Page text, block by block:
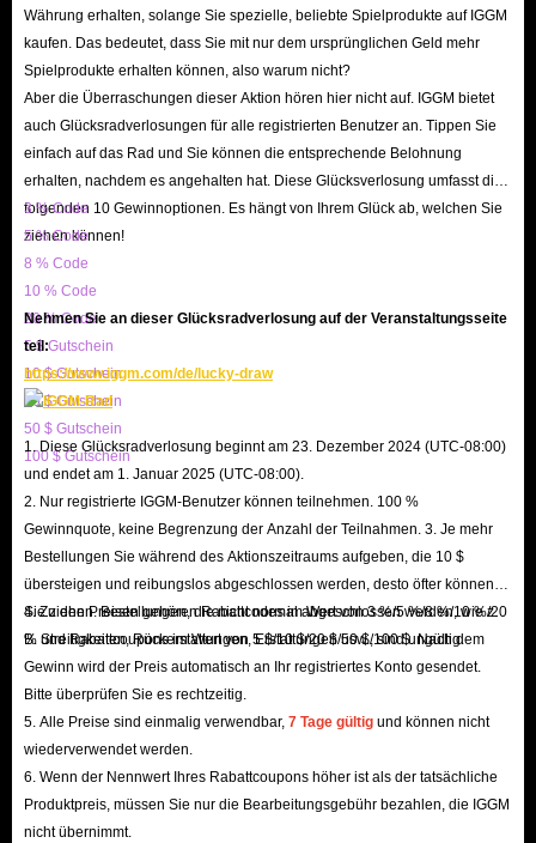
wenn Sie eine abgeschlossen haben, dürfen Sie sie nicht mehr wiederholen.
Belohnungen bestehen oft aus Kaurischnecken, Salbei (Währung für den
Shop) und neuer Ausrüstung oder Waffen.
*Tägliche Quests
an dem Sie das Spiel spielen, schnelle Belohnungen zu verdienen.
Es gibt mehrere tägliche Quests, die jeweils nützliche Belohnungen wie
EXP, Kaurischnecken und verschiedene Materialien gewähren. Durch das
Aktivität gesammelt hast, kannst du Aktivitätsbelohnungspakete öffnen, die
aus Bonusgegenständen bestehen.
Sie können jeden Tag bis zu fünf Aktivitätsbelohnungspakete freischalten,
und jedes Paket besteht aus verschiedenen Belohnungen und kostet auch
eine unterschiedliche Menge an Aktivität.
Warum sollten wir Chimeraland Cowrie bei
IGGM.com kaufen?
Als neues Spiel finden es Spieler vielleicht interessanter, die obige Methode
zu verwenden, um Cowrie zu farmen, wenn sie Chimeraland zum ersten
Mal betreten, aber wenn Sie schnell große Erfolge und Vergnügen erzielen
möchten, sollten Sie Chimeraland Cowrie besser direkt bei IGGM.com
kaufen. was am zeit- und arbeitssparendsten ist.
geschützt. Und wir bieten auch viele Rabatte, damit Sie günstig
Chimeraland Cowrie kaufen können. Die überwiegende Mehrheit der
Währung erhalten, solange Sie spezielle, beliebte Spielprodukte auf IGGM
kaufen. Das bedeutet, dass Sie mit nur dem ursprünglichen Geld mehr
Spielprodukte erhalten können, also warum nicht?
Aber die Überraschungen dieser Aktion hören hier nicht auf. IGGM bietet
auch Glücksradverlosungen für alle registrierten Benutzer an. Tippen Sie
einfach auf das Rad und Sie können die entsprechende Belohnung
erhalten, nachdem es angehalten hat. Diese Glücksverlosung umfasst die
folgenden 10 Gewinnoptionen. Es hängt von Ihrem Glück ab, welchen Sie
ziehen können!
3 % Code
5 % Code
8 % Code
10 % Code
20 % Code
5 $ Gutschein
10 $ Gutschein
20 $ Gutschein
50 $ Gutschein
100 $ Gutschein
Nehmen Sie an dieser Glücksradverlosung auf der Veranstaltungsseite
teil:
https://www.iggm.com/de/lucky-draw
1. Diese Glücksradverlosung beginnt am 23. Dezember 2024 (UTC-08:00)
und endet am 1. Januar 2025 (UTC-08:00).
2. Nur registrierte IGGM-Benutzer können teilnehmen. 100 %
Gewinnquote, keine Begrenzung der Anzahl der Teilnahmen. 3. Je mehr
Bestellungen Sie während des Aktionszeitraums aufgeben, die 10 $
übersteigen und reibungslos abgeschlossen werden, desto öfter können
Sie ziehen. Bestellungen, die nicht normal abgeschlossen werden, wie z.
B. Streitigkeiten, Rückerstattungen, Erstattungen usw., sind ungültig.
4. Zu den Preisen gehören Rabattcodes im Wert von 3 %/5 %/8 %/10 %/20
% und Rabattcoupons im Wert von 5 $/10 $/20 $/50 $/100 $. Nach dem
Gewinn wird der Preis automatisch an Ihr registriertes Konto gesendet.
Bitte überprüfen Sie es rechtzeitig.
5. Alle Preise sind einmalig verwendbar, 7 Tage gültig und können nicht
wiederverwendet werden.
6. Wenn der Nennwert Ihres Rabattcoupons höher ist als der tatsächliche
Produktpreis, müssen Sie nur die Bearbeitungsgebühr bezahlen, die IGGM
nicht übernimmt.